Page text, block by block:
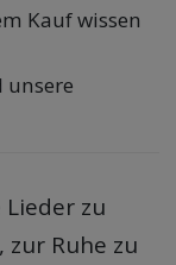
Kauf wissen
unsere
zu
Ruhe zu